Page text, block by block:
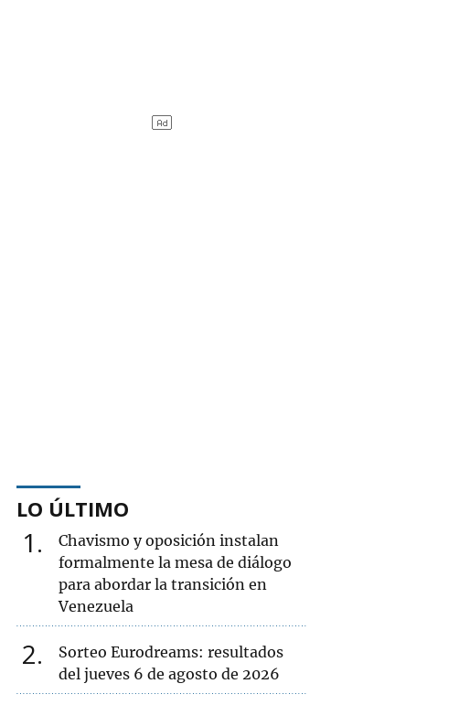
LO ÚLTIMO
1
Chavismo y oposición instalan
formalmente la mesa de diálogo
para abordar la transición en
Venezuela
2
Sorteo Eurodreams: resultados
del jueves 6 de agosto de 2026